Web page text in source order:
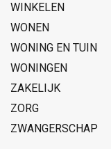
WINKELEN
WONEN
WONING EN TUIN
WONINGEN
ZAKELIJK
ZORG
ZWANGERSCHAP